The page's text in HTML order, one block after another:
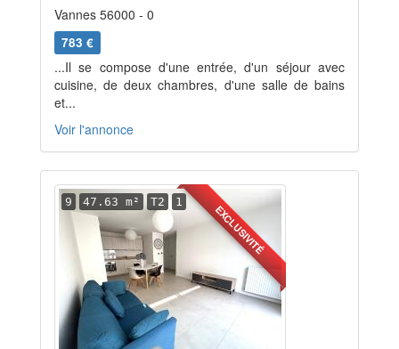
Vannes 56000 - 0
783 €
...Il se compose d'une entrée, d'un séjour avec
cuisine, de deux chambres, d'une salle de bains
et...
Voir l'annonce
EXCLUSIVITÉ
9 47.63 m² T2 1